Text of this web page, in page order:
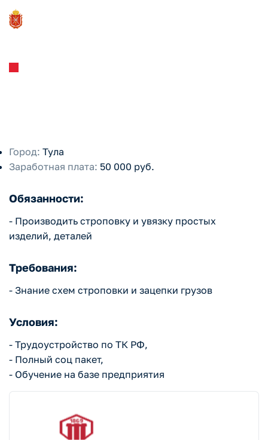
Город: Тула
Заработная плата: 50 000 руб.
Обязанности:
- Производить строповку и увязку простых
изделий, деталей
Требования:
- Знание схем строповки и зацепки грузов
Условия:
- Трудоустройство по ТК РФ,
- Полный соц пакет,
- Обучение на базе предприятия